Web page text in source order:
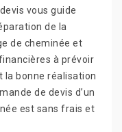
vous guide
de la
de cheminée et
à prévoir
la bonne réalisation
de devis d’un
est sans frais et